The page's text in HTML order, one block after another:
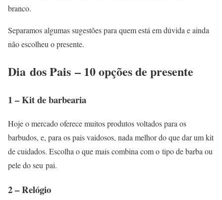
branco.
Separamos algumas sugestões para quem está em dúvida e ainda
não escolheu o presente.
Dia dos Pais – 10 opções de presente
1 – Kit de barbearia
Hoje o mercado oferece muitos produtos voltados para os
barbudos, e, para os pais vaidosos, nada melhor do que dar um kit
de cuidados. Escolha o que mais combina com o tipo de barba ou
pele do seu pai.
2 – Relógio